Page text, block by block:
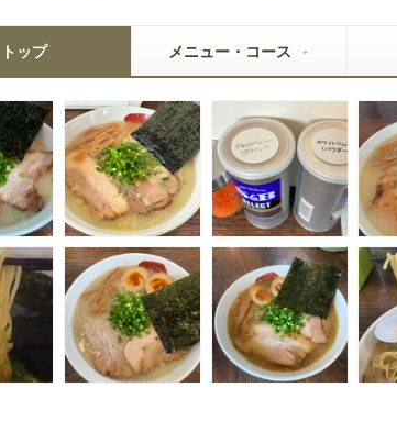
トップ メニュー・コース